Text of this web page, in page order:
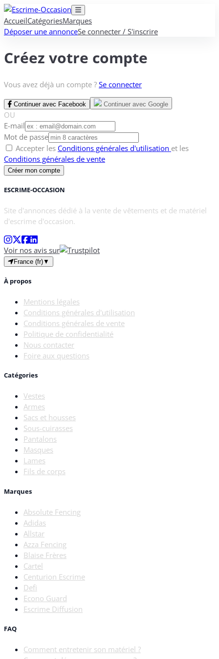
AccueilCatégoriesMarques
Déposer une annonceSe connecter / S'inscrire
Créez votre compte
Vous avez déjà un compte ? Se connecter
Continuer avec Facebook Continuer avec Google
OU
E-mail
Mot de passe
Accepter les Conditions générales d'utilisation et les
Conditions générales de vente
Créer mon compte
ESCRIME-OCCASION
Site d'annonces dédié à la vente de vêtements et de matériel
d'escrime d'occasion.
Voir nos avis sur
France (fr)▼
À propos
Mentions légales
Conditions générales d'utilisation
Conditions générales de vente
Politique de confidentialité
Nous contacter
Foire aux questions
Catégories
Vestes
Armes
Sacs et housses
Sous-cuirasses
Pantalons
Masques
Lames
Fils de corps
Marques
Absolute Fencing
Adidas
Allstar
Azza Fencing
Blaise Frères
Cartel
Centurion Escrime
Defi
Econo Guard
Escrime Diffusion
FAQ
Comment entretenir son matériel ?